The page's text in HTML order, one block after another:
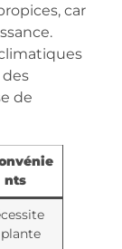
car
de
nts